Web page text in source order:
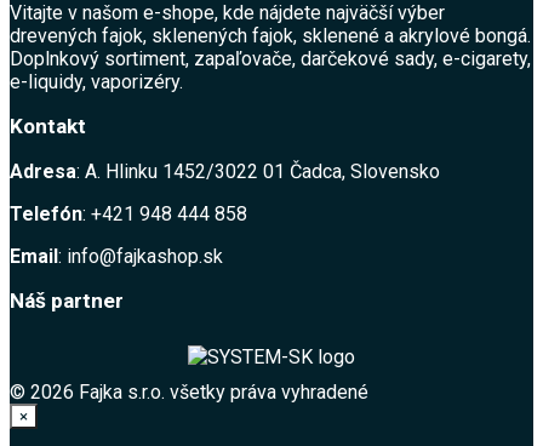
Vitajte v našom e-shope, kde nájdete najväčší výber
drevených fajok, sklenených fajok, sklenené a akrylové bongá.
Doplnkový sortiment, zapaľovače, darčekové sady, e-cigarety,
e-liquidy, vaporizéry.
Kontakt
Adresa: A. Hlinku 1452/3022 01 Čadca, Slovensko
Telefón: +421 948 444 858
Email: info@fajkashop.sk
Náš partner
© 2026 Fajka s.r.o. všetky práva vyhradené
×